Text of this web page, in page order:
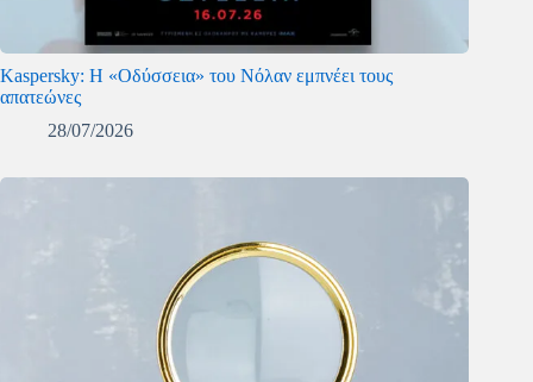
Kaspersky: Η «Οδύσσεια» του Νόλαν εμπνέει τους
απατεώνες
28/07/2026